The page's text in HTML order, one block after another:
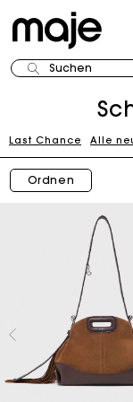
Suchen
Last Chance Alle
Ordnen